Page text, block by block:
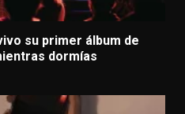
su primer álbum de
dormías